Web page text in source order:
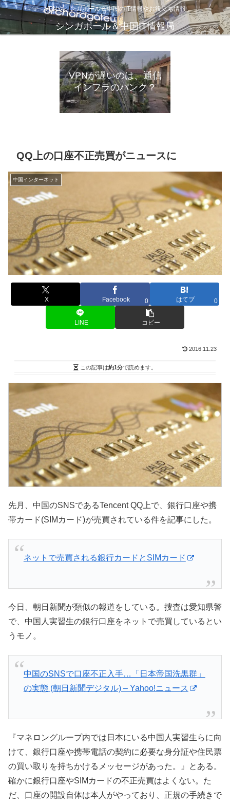
VPNやシンガポール＆中国のIT情報やお役立ち情報
シンガポール＆中国IT情報局
中国おすすめVPN
とネット規制
VPNが遅いのは、通信
インフラのパンク？
QQ上の口座不正売買がニュースに
中国インターネット
X Facebook 0 はてブ 0
LINE コピー
2016.11.23
この記事は約1分で読めます。
先月、中国のSNSであるTencent QQ上で、銀行口座や携
帯カード(SIMカード)が売買されている件を記事にした。
ネットで売買される銀行カードとSIMカード
今日、朝日新聞が類似の報道をしている。捜査は愛知県警
で、中国人実習生の銀行口座をネットで売買しているとい
うモノ。
中国のSNSで口座不正入手…「日本帝国洗黒群」
の実態 (朝日新聞デジタル) – Yahoo!ニュース
『マネロングループ内では日本にいる中国人実習生らに向
けて、銀行口座や携帯電話の契約に必要な身分証や住民票
の買い取りを持ちかけるメッセージがあった。』とある。
確かに銀行口座やSIMカードの不正売買はよくない。た
だ、口座の開設自体は本人がやっており、正規の手続きで